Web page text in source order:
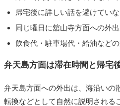
帰宅後に詳しい話を避けてい
同じ曜日に舘山寺方面への外
飲食代・駐車場代・給油など
弁天島方面は滞在時間と帰宅
弁天島方面への外出は、海沿いの
転換などとして自然に説明される